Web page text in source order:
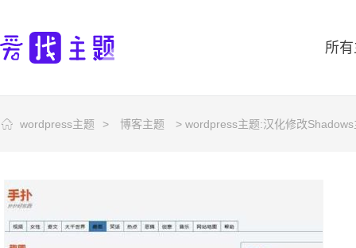
所
wordpress主题 > 博客主题 > wordpress主题:汉化修改Shadows